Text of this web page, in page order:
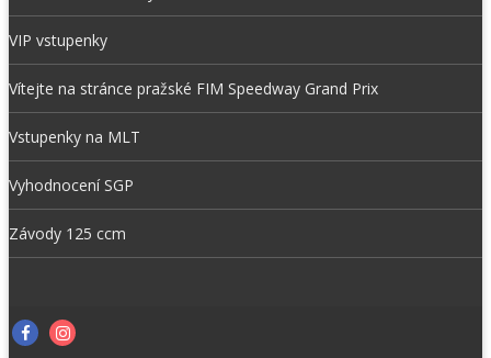
VIP vstupenky
Vítejte na stránce pražské FIM Speedway Grand Prix
Vstupenky na MLT
Vyhodnocení SGP
Závody 125 ccm
F
I